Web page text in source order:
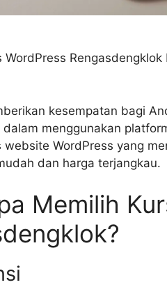
WordPress Rengasdengklok
kesempatan bagi
menggunakan
website WordPress yang
dan harga terjangkau.
Memilih